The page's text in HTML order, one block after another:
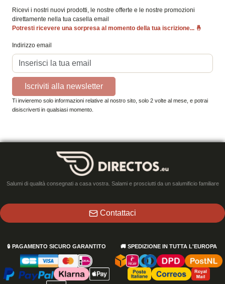
Ricevi i nostri nuovi prodotti, le nostre offerte e le nostre promozioni
direttamente nella tua casella email
Potresti ricevere una sorpresa al momento della tua iscrizione... 🤞
Indirizzo email
Iscriviti alla newsletter
Ti invieremo solo informazioni relative al nostro sito, solo 2 volte al mese, e potrai
disiscriverti in qualsiasi momento.
Salumi di qualità consegnati a casa vostra. Salami e prosciutti da un salumificio familiare
Contattaci
🔒 PAGAMENTO SICURO GARANTITO 🚚 SPEDIZIONE IN TUTTA L'EUROPA